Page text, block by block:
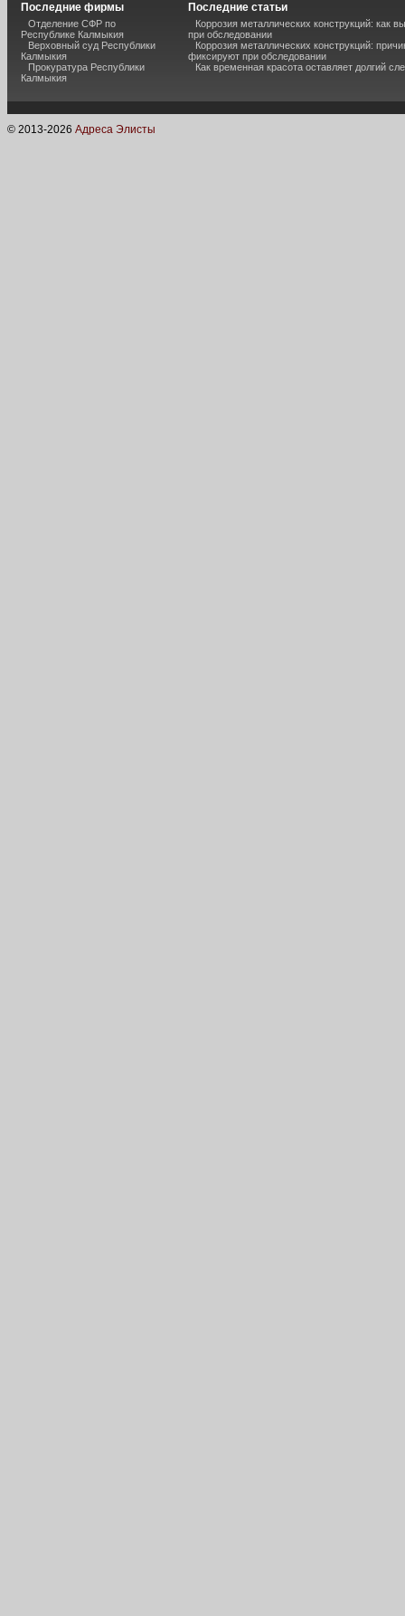
Последние фирмы
Отделение СФР по
Республике Калмыкия
Верховный суд Республики
Калмыкия
Прокуратура Республики
Калмыкия
Последние статьи
Коррозия металлических конструкций: как
при обследовании
Коррозия металлических конструкций:
фиксируют при обследовании
Как временная красота оставляет долгий
© 2013-2026 Адреса Элисты